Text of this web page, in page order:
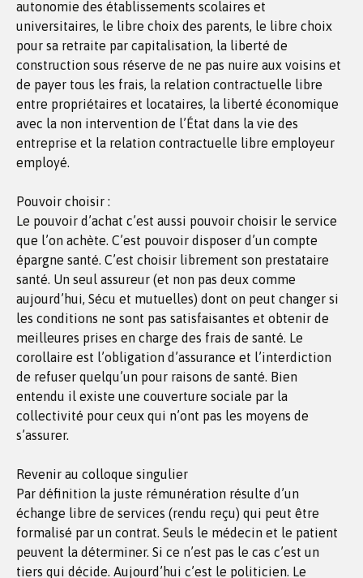
autonomie des établissements scolaires et
universitaires, le libre choix des parents, le libre choix
pour sa retraite par capitalisation, la liberté de
construction sous réserve de ne pas nuire aux voisins et
de payer tous les frais, la relation contractuelle libre
entre propriétaires et locataires, la liberté économique
avec la non intervention de l’État dans la vie des
entreprise et la relation contractuelle libre employeur
employé.
Pouvoir choisir :
Le pouvoir d’achat c’est aussi pouvoir choisir le service
que l’on achète. C’est pouvoir disposer d’un compte
épargne santé. C’est choisir librement son prestataire
santé. Un seul assureur (et non pas deux comme
aujourd’hui, Sécu et mutuelles) dont on peut changer si
les conditions ne sont pas satisfaisantes et obtenir de
meilleures prises en charge des frais de santé. Le
corollaire est l’obligation d’assurance et l’interdiction
de refuser quelqu’un pour raisons de santé. Bien
entendu il existe une couverture sociale par la
collectivité pour ceux qui n’ont pas les moyens de
s’assurer.
Revenir au colloque singulier
Par définition la juste rémunération résulte d’un
échange libre de services (rendu reçu) qui peut être
formalisé par un contrat. Seuls le médecin et le patient
peuvent la déterminer. Si ce n’est pas le cas c’est un
tiers qui décide. Aujourd’hui c’est le politicien. Le